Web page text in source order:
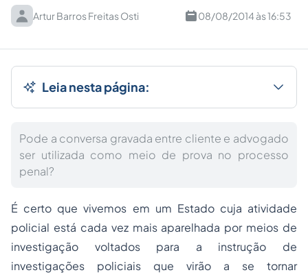
Artur Barros Freitas Osti 08/08/2014 às 16:53
Leia nesta página:
Pode a conversa gravada entre cliente e advogado
ser utilizada como meio de prova no processo
penal?
É certo que vivemos em um Estado cuja atividade
policial está cada vez mais aparelhada por meios de
investigação voltados para a instrução de
investigações policiais que virão a se tornar